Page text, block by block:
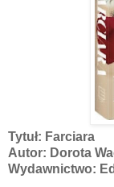
Tytuł: Farciara
Autor: Dorota
Wydawnictwo: